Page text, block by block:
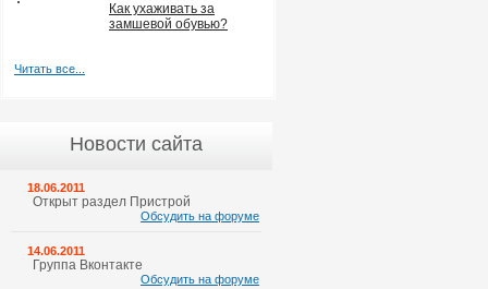
Как ухаживать за
замшевой обувью?
Читать все...
Новости сайта
18.06.2011
Открыт раздел Пристрой
Обсудить на форуме
14.06.2011
Группа Вконтакте
Обсудить на форуме